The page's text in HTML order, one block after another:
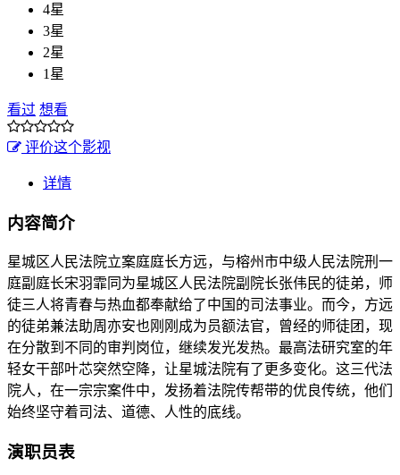
4星
3星
2星
1星
看过 想看
评价这个影视
详情
内容简介
星城区人民法院立案庭庭长方远，与榕州市中级人民法院刑一
庭副庭长宋羽霏同为星城区人民法院副院长张伟民的徒弟，师
徒三人将青春与热血都奉献给了中国的司法事业。而今，方远
的徒弟兼法助周亦安也刚刚成为员额法官，曾经的师徒团，现
在分散到不同的审判岗位，继续发光发热。最高法研究室的年
轻女干部叶芯突然空降，让星城法院有了更多变化。这三代法
院人，在一宗宗案件中，发扬着法院传帮带的优良传统，他们
始终坚守着司法、道德、人性的底线。
演职员表